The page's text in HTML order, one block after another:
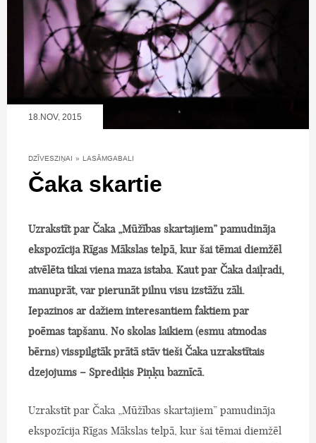
18.NOV, 2015
DZĪVESZIŅAI » LASĀMGABALI
Čaka skartie
Uzrakstīt par Čaka „Mūžības skartajiem” pamudināja
ekspozīcija Rīgas Mākslas telpā, kur šai tēmai diemžēl
atvēlēta tikai viena maza istaba. Kaut par Čaka daiļradi,
manuprāt, var pierunāt pilnu visu izstāžu zāli.
Iepazinos ar dažiem interesantiem faktiem par
poēmas tapšanu. No skolas laikiem (esmu atmodas
bērns) visspilgtāk prātā stāv tieši Čaka uzrakstītais
dzejojums – Sprediķis Piņķu baznīcā.
Uzrakstīt par Čaka „Mūžības skartajiem” pamudināja
ekspozīcija Rīgas Mākslas telpā, kur šai tēmai diemžēl